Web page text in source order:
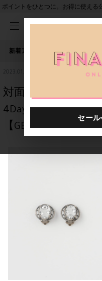
ポイントをひとつに。お得に使える
新着アイテム 人気ワード
2023.01.10
対面形式にて12日
4Days！ ☆二子玉
【GEM KINGDOM